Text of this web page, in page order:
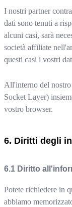
I nostri partner
dati sono tenuti a
alcuni casi, sarà
società affiliate
questi casi i vostri
All'interno del
Socket Layer)
vostro browser.
Diritti degli
Diritto
Potete richiedere in
abbiamo